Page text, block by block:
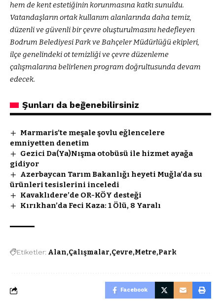
hem de kent estetiğinin korunmasına katkı sunuldu.
Vatandaşların ortak kullanım alanlarında daha temiz,
düzenli ve güvenli bir çevre oluşturulmasını hedefleyen
Bodrum Belediyesi Park ve Bahçeler Müdürlüğü ekipleri,
ilçe genelindeki ot temizliği ve çevre düzenleme
çalışmalarına belirlenen program doğrultusunda devam
edecek.
Şunları da beğenebilirsiniz
Marmaris’te meşale şovlu eğlencelere
emniyetten denetim
Gezici Da(Ya)Nışma otobüsü ile hizmet ayağa
gidiyor
Azerbaycan Tarım Bakanlığı heyeti Muğla’da su
ürünleri tesislerini inceledi
Kavaklıdere’de OR-KÖY desteği
Kırıkhan’da Feci Kaza: 1 Ölü, 8 Yaralı
Etiketler: Alan Çalışmalar Çevre Metre Park
Facebook